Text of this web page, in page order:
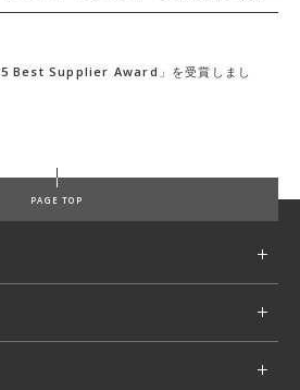
Best Supplier Award」を受賞しまし
PAGE TOP